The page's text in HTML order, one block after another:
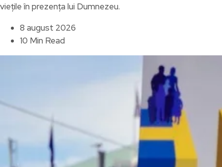
viețile în prezența lui Dumnezeu.
8 august 2026
10 Min Read